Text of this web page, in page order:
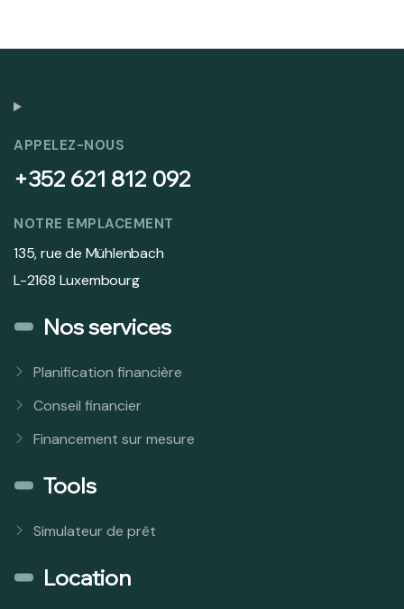
APPELEZ-NOUS
+352 621 812 092
NOTRE EMPLACEMENT
135, rue de Mühlenbach
L-2168 Luxembourg
Nos services
Planification financière
Conseil financier
Financement sur mesure
Tools
Simulateur de prêt
Location